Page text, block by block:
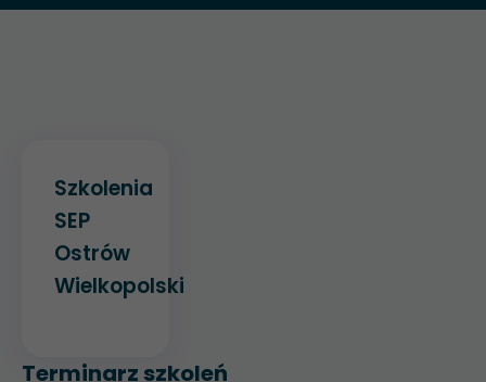
Szkolenia
SEP
Ostrów
Wielkopolski
Terminarz szkoleń